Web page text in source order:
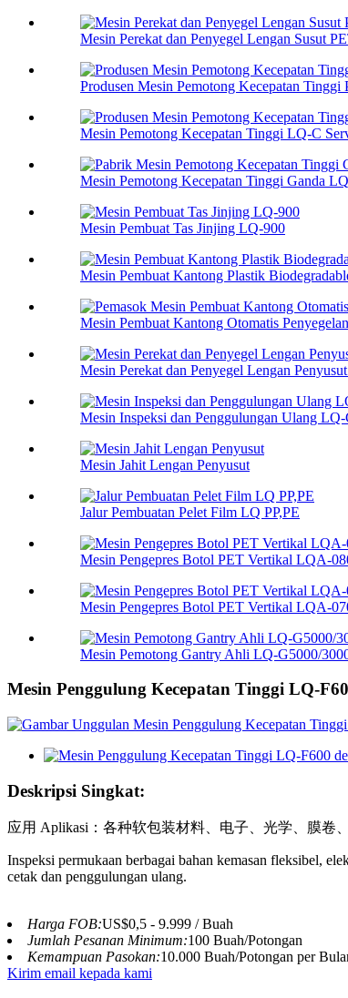
Mesin Perekat dan Penyegel Lengan Susut
Produsen Mesin Pemotong Kecepatan
Mesin Pemotong Kecepatan Tinggi LQ-C
Mesin Pemotong Kecepatan Tinggi Ganda
Mesin Pembuat Tas Jinjing LQ-900
Mesin Pembuat Kantong Plastik
Mesin Pembuat Kantong Otomatis
Mesin Perekat dan Penyegel Lengan
Mesin Inspeksi dan Penggulungan Ulang
Mesin Jahit Lengan Penyusut
Jalur Pembuatan Pelet Film LQ PP,PE
Mesin Pengepres Botol PET Vertikal LQA-
Mesin Pengepres Botol PET Vertikal LQA-
Mesin Pemotong Gantry Ahli LQ-G5000/
Mesin Penggulung Kecepatan Tinggi LQ-
Deskripsi Singkat:
应用 Aplikasi：各种软包装材料、电子、光学、膜
Inspeksi permukaan berbagai bahan kemasan fleksibel,
cetak dan penggulungan ulang.
Harga FOB:US$0,5 - 9.999 / Buah
Jumlah Pesanan Minimum:100 Buah/Potongan
Kemampuan Pasokan:10.000 Buah/Potongan per
Kirim email kepada kami